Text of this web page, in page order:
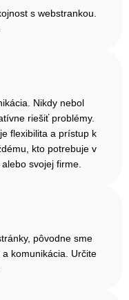
s webstrankou.
Nikdy nebol
riešiť problémy.
flexibilita a prístup k
kto potrebuje v
svojej firme.
pôvodne sme
komunikácia. Určite